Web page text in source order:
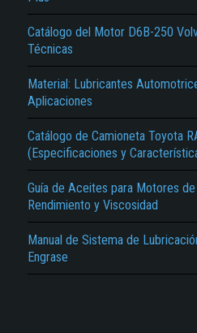
Catálogo del Motor D6B-250
Técnicas
Material: Lubricantes
Aplicaciones
Catálogo de Camioneta Toyota
(Especificaciones y
Guía de Aceites para Motores
Rendimiento y Viscosidad
Manual de Sistema de
Engrase
El Título es incorrecto
Texto o Imagen de
No carga o no se
Reportar otro tipo de